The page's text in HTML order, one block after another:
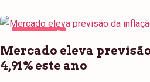
Mercado eleva
4,91% este ano